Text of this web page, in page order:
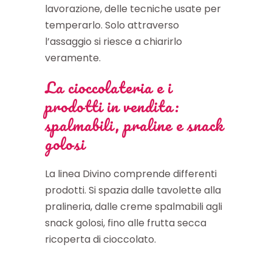
lavorazione, delle tecniche usate per
temperarlo. Solo attraverso
l’assaggio si riesce a chiarirlo
veramente.
La cioccolateria e i
prodotti in vendita:
spalmabili, praline e snack
golosi
La linea Divino comprende differenti
prodotti. Si spazia dalle tavolette alla
pralineria, dalle creme spalmabili agli
snack golosi, fino alle frutta secca
ricoperta di cioccolato.